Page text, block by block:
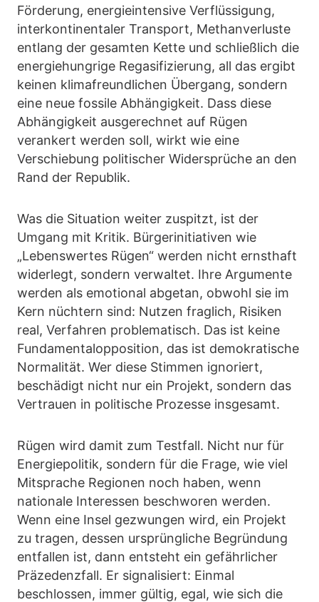
Förderung, energieintensive Verflüssigung,
interkontinentaler Transport, Methanverluste
entlang der gesamten Kette und schließlich die
energiehungrige Regasifizierung, all das ergibt
keinen klimafreundlichen Übergang, sondern
eine neue fossile Abhängigkeit. Dass diese
Abhängigkeit ausgerechnet auf Rügen
verankert werden soll, wirkt wie eine
Verschiebung politischer Widersprüche an den
Rand der Republik.
Was die Situation weiter zuspitzt, ist der
Umgang mit Kritik. Bürgerinitiativen wie
„Lebenswertes Rügen“ werden nicht ernsthaft
widerlegt, sondern verwaltet. Ihre Argumente
werden als emotional abgetan, obwohl sie im
Kern nüchtern sind: Nutzen fraglich, Risiken
real, Verfahren problematisch. Das ist keine
Fundamentalopposition, das ist demokratische
Normalität. Wer diese Stimmen ignoriert,
beschädigt nicht nur ein Projekt, sondern das
Vertrauen in politische Prozesse insgesamt.
Rügen wird damit zum Testfall. Nicht nur für
Energiepolitik, sondern für die Frage, wie viel
Mitsprache Regionen noch haben, wenn
nationale Interessen beschworen werden.
Wenn eine Insel gezwungen wird, ein Projekt
zu tragen, dessen ursprüngliche Begründung
entfallen ist, dann entsteht ein gefährlicher
Präzedenzfall. Er signalisiert: Einmal
beschlossen, immer gültig, egal, wie sich die